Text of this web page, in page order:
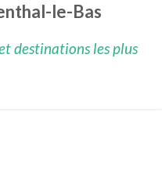
le-Bas
destinations les plus